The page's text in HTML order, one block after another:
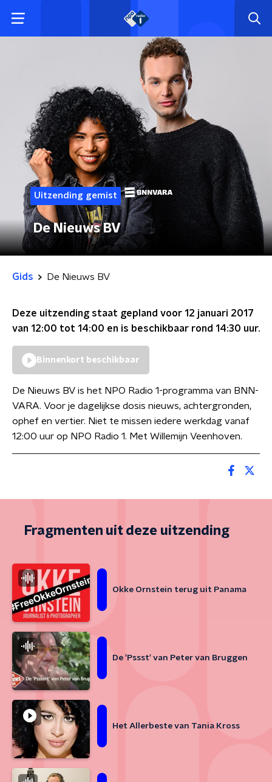
Uitzending gemist
De Nieuws BV
Gids De Nieuws BV
Deze uitzending staat gepland voor 12 januari 2017
van 12:00 tot 14:00 en is beschikbaar rond 14:30 uur.
Binnenkort beschikbaar
De Nieuws BV is het NPO Radio 1-programma van BNN-
VARA. Voor je dagelijkse dosis nieuws, achtergronden,
ophef en vertier. Niet te missen iedere werkdag vanaf
12:00 uur op NPO Radio 1. Met Willemijn Veenhoven.
Fragmenten uit deze uitzending
Okke Ornstein terug uit Panama
De 'Pssst' van Peter van Bruggen
Het Allerbeste van Tania Kross